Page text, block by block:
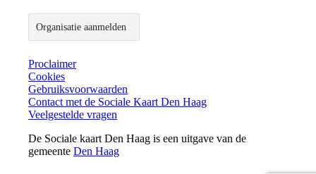
Organisatie aanmelden
Proclaimer
Cookies
Gebruiksvoorwaarden
Contact met de Sociale Kaart Den Haag
Veelgestelde vragen
De Sociale kaart Den Haag is een uitgave van de
gemeente Den Haag